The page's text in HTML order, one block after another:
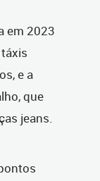
em 2023
e a
que
jeans.